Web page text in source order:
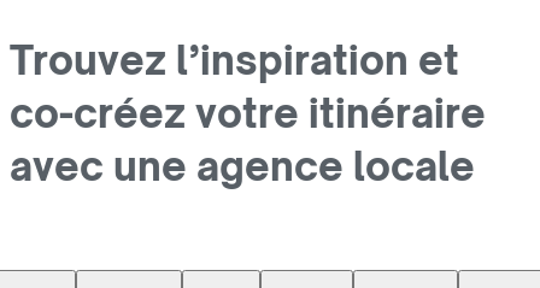
Trouvez l’inspiration et
co-créez votre itinéraire
avec une agence locale